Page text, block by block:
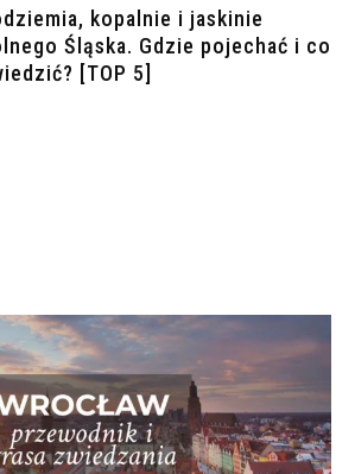
kopalnie i jaskinie
Śląska. Gdzie pojechać i co
[TOP 5]